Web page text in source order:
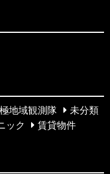
地域観測隊
未分類
ック 賃貸物件